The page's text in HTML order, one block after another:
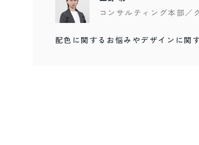
コンサルティング本部／
配色に関するお悩みやデザインに関